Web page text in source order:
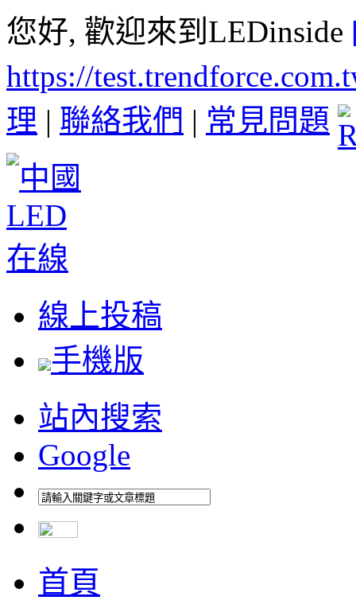
您好, 歡迎來到LEDinside
https://
理 | 聯絡我們 | 常見問題
線上投稿
手機版
站內搜索
Google
首頁